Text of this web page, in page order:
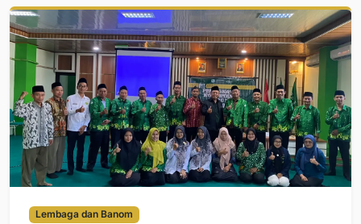
Lembaga dan Banom